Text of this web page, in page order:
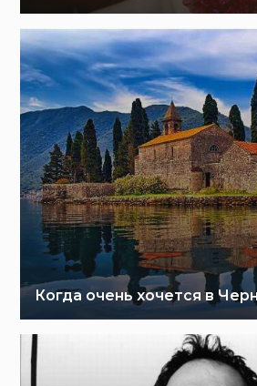
Когда очень хочется в